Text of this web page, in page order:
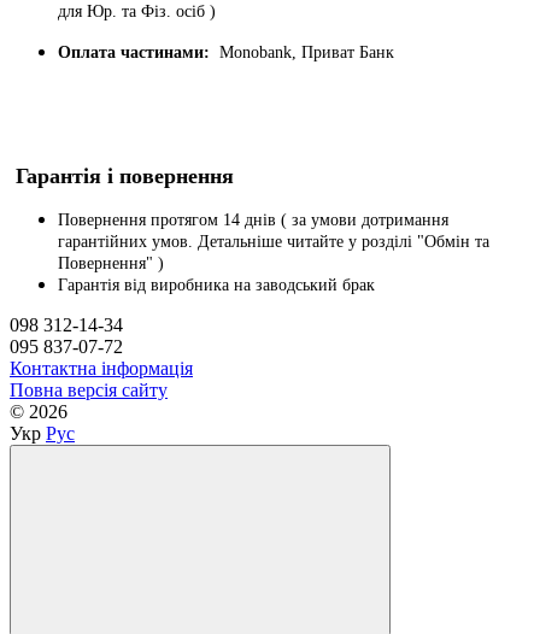
для Юр. та Фіз. осіб )
Оплата частинами: Monobank, Приват Банк
Гарантія і повернення
Повернення протягом 14 днів ( за умови дотримання
гарантійних умов. Детальніше читайте у розділі "Обмін та
Повернення" )
Гарантія від виробника на заводський брак
098 312-14-34
095 837-07-72
Контактна інформація
Повна версія сайту
© 2026
Укр Рус